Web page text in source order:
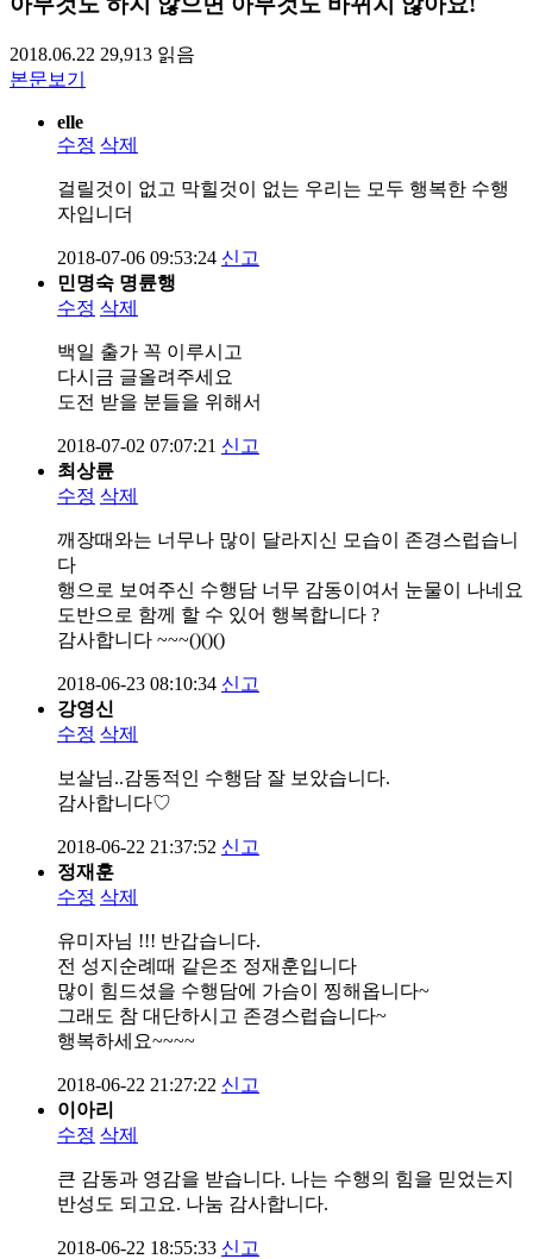
2018.06.22 29,913 읽음
본문보기
elle
수정 삭제
걸릴것이 없고 막힐것이 없는 우리는 모두 행복한 수행
자입니더
2018-07-06 09:53:24 신고
민명숙 명륜행
수정 삭제
백일 출가 꼭 이루시고
다시금 글올려주세요
도전 받을 분들을 위해서
2018-07-02 07:07:21 신고
최상륜
수정 삭제
깨장때와는 너무나 많이 달라지신 모습이 존경스럽습니
다
행으로 보여주신 수행담 너무 감동이여서 눈물이 나네요
도반으로 함께 할 수 있어 행복합니다 ?
감사합니다 ~~~()()()
2018-06-23 08:10:34 신고
강영신
수정 삭제
보살님..감동적인 수행담 잘 보았습니다.
감사합니다♡
2018-06-22 21:37:52 신고
정재훈
수정 삭제
유미자님 !!! 반갑습니다.
전 성지순례때 같은조 정재훈입니다
많이 힘드셨을 수행담에 가슴이 찡해옵니다~
그래도 참 대단하시고 존경스럽습니다~
행복하세요~~~~
2018-06-22 21:27:22 신고
이아리
수정 삭제
큰 감동과 영감을 받습니다. 나는 수행의 힘을 믿었는지
반성도 되고요. 나눔 감사합니다.
2018-06-22 18:55:33 신고